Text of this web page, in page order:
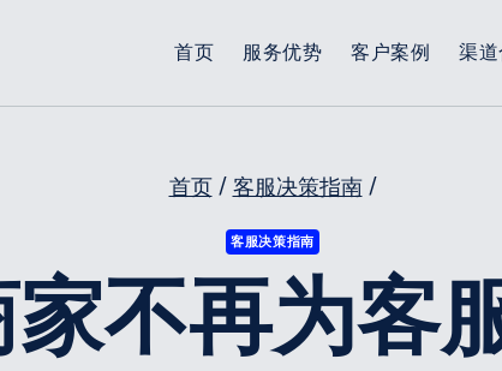
首页 服务优势 客户案例 渠
首页 / 客服决策指南 /
客服决策指南
不再为客